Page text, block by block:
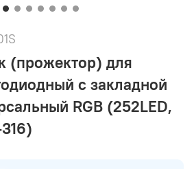
(прожектор) для
с закладной
RGB (252LED,